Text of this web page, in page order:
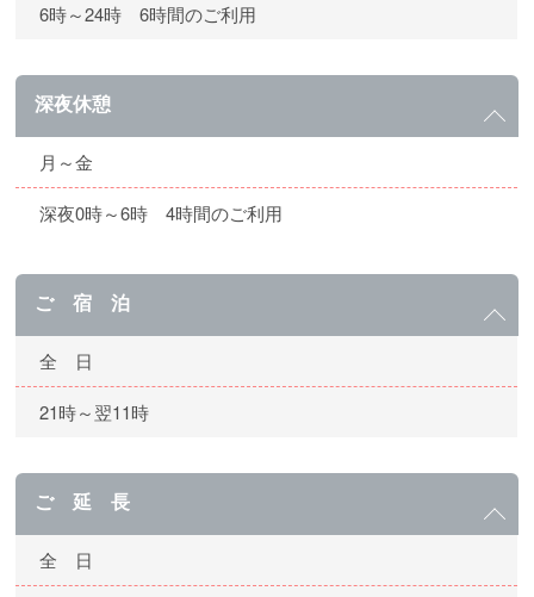
6時～24時 6時間のご利用
深夜休憩
月～金
深夜0時～6時 4時間のご利用
ご 宿 泊
全 日
21時～翌11時
ご 延 長
全 日